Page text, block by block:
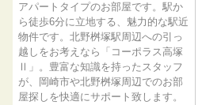
アパートタイプのお部屋です。駅か
ら徒歩6分に立地する、魅力的な駅近
物件です。北野桝塚駅周辺への引っ
越しをお考えなら「コーポラス高塚
Ⅱ」。豊富な知識を持ったスタッフ
が、岡崎市や北野桝塚周辺でのお部
屋探しを快適にサポート致します。